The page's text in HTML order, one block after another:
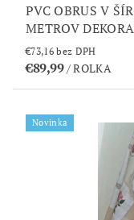
PVC OBRUS V
METROV
€73,16 bez DPH
€89,99/ ROLKA
Novinka